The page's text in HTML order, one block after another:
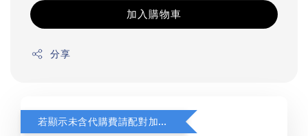
加入購物車
分享
若顯示未含代購費請配對加購(未加購視同無效訂單)